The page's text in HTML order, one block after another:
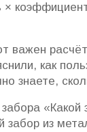
коэффициент
важен
как
знаете,
забор из